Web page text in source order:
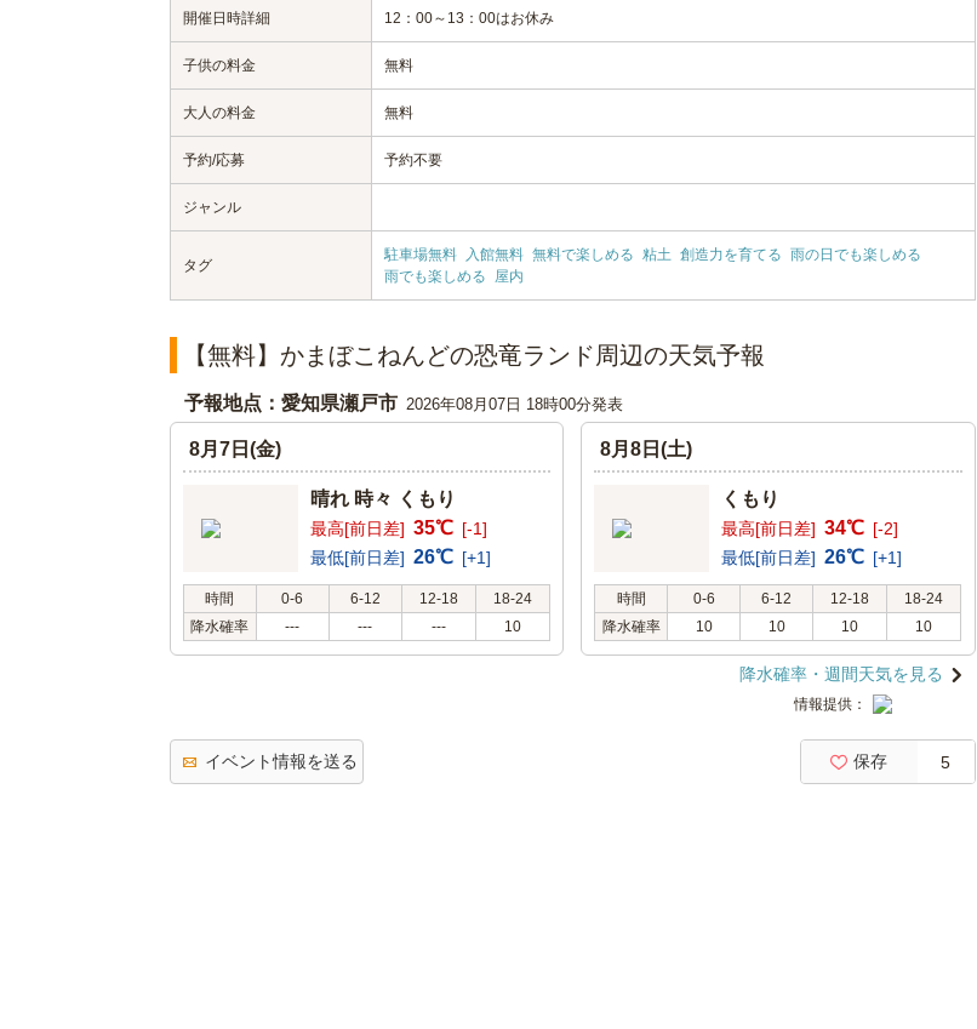
開催日時詳細 12：00～13：00はお休み
子供の料金 無料
大人の料金 無料
予約/応募 予約不要
ジャンル
タグ
駐車場無料 入館無料 無料で楽しめる 粘土 創造力を育てる 雨の日でも楽しめる
雨でも楽しめる
屋内
【無料】かまぼこねんどの恐竜ランド周辺の天気予報
予報地点：愛知県瀬戸市 2026年08月07日 18時00分発表
8月7日(金)
晴れ 時々 くもり
最高[前日差] 35℃ [-1]
最低[前日差] 26℃ [+1]
時間 0-6 6-12 12-18
18-24
降水確率
--- --- --- 10
8月8日(土)
くもり
最高[前日差] 34℃ [-2]
最低[前日差] 26℃ [+1]
時間 0-6 6-12 12-18
18-24
降水確率
10 10 10 10
降水確率・週間天気を見る
情報提供：
イベント情報を送る 保存 5